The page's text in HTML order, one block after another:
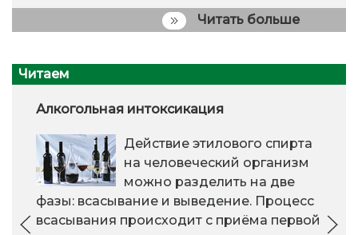
Читать больше
Читаем
Алкогольная интоксикация
Действие этилового спирта
на человеческий организм
можно разделить на две
фазы: всасывание и выведение. Процесс
всасывания происходит с приёма первой